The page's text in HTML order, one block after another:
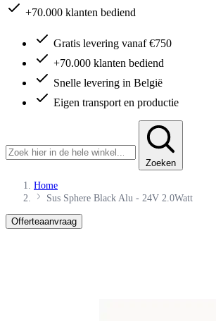
+70.000 klanten bediend
Gratis levering vanaf €750
+70.000 klanten bediend
Snelle levering in België
Eigen transport en productie
Zoeken
Home
Sus Sphere Black Alu - 24V 2.0Watt
Offerteaanvraag